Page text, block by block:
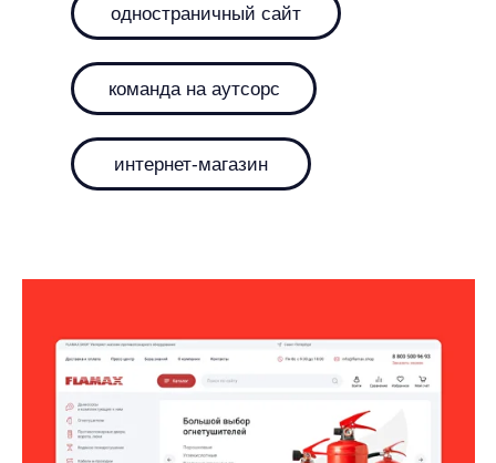
интернет-магазин
одностраничный сайт
команда на аутсорс